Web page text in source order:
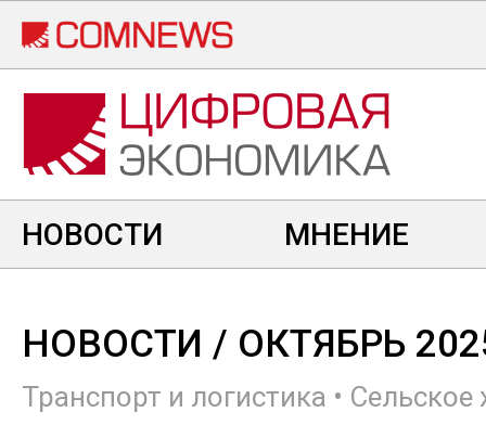
Перейти
к
основному
содержанию
НОВОСТИ МНЕНИЕ
НОВОСТИ / ОКТЯБРЬ
Транспорт и логистика • Сельское